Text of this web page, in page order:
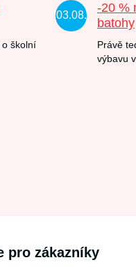
o školní
03.08.
-20 %
batohy
Právě
výbavu
pro zákazníky